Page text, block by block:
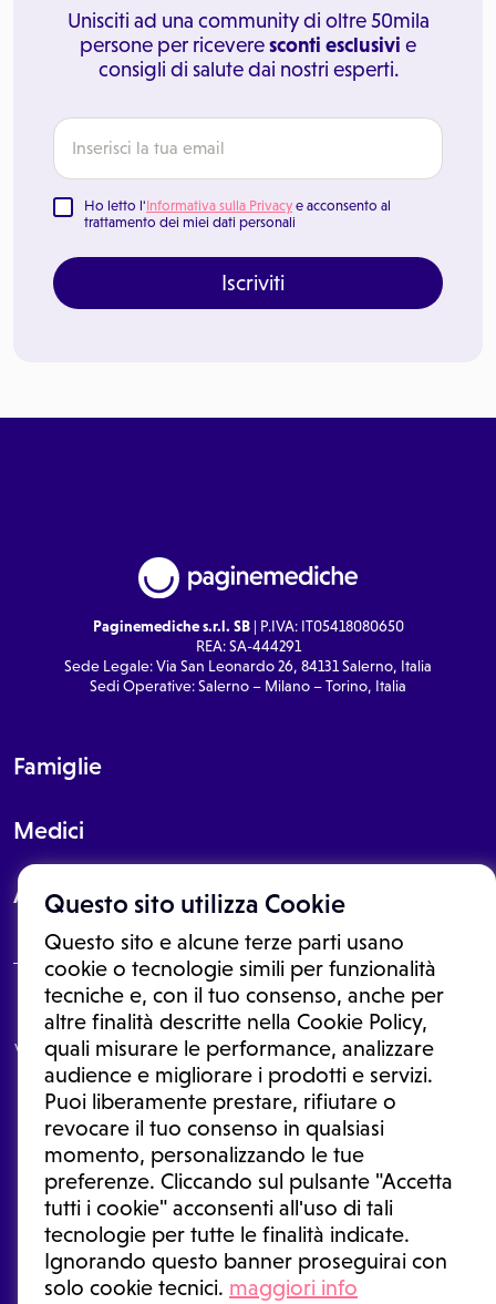
Questo sito utilizza Cookie
Questo sito e alcune terze parti usano
cookie o tecnologie simili per funzionalità
tecniche e, con il tuo consenso, anche per
altre finalità descritte nella Cookie Policy,
quali misurare le performance, analizzare
audience e migliorare i prodotti e servizi.
Puoi liberamente prestare, rifiutare o
revocare il tuo consenso in qualsiasi
momento, personalizzando le tue
preferenze. Cliccando sul pulsante "Accetta
tutti i cookie" acconsenti all'uso di tali
tecnologie per tutte le finalità indicate.
Ignorando questo banner proseguirai con
solo cookie tecnici. maggiori info
Unisciti ad una community di oltre 50mila
persone per riceveresconti esclusivi e
consigli di salute dai nostri esperti.
Ho letto l'Informativa sulla Privacy e acconsento al
trattamento dei miei dati personali
Iscriviti
Paginemediche s.r.l. SB| P.IVA: IT05418080650
REA: SA-444291
Sede Legale: Via San Leonardo 26, 84131 Salerno, Italia
Sedi Operative: Salerno – Milano – Torino, Italia
Famiglie
Medici
About
Le informazioni proposte in questo sito non sono un consulto medico.
In nessun caso, queste informazioni sostituiscono un consulto, una
visita o una diagnosi formulata dal medico. Non si devono considerare
le informazioni disponibili come suggerimenti per la formulazione di
una diagnosi, la determinazione di un trattamento o l'assunzione o
sospensione di un farmaco senza prima consultare un medico di
medicina generale o uno specialista.
Condizioni di utilizzo|Privacy Policy |Gestione cookie
Ⓒ 2025 | Tutti i diritti riservati.